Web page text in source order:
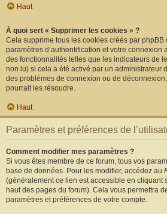
Haut
À quoi sert « Supprimer les cookies » ?
Cela supprime tous les cookies créés par phpBB
paramètres d’authentification et votre connexion
des fonctionnalités telles que les indicateurs de
non lu) si cela a été activé par un administrateur
des problèmes de connexion ou de
pourrait les résoudre.
Haut
Paramètres et préférences de
Comment modifier mes paramètres ?
Si vous êtes membre de ce forum, tous vos
base de données. Pour les modifier, accédez au
(généralement ce lien est accessible en cliquant
haut des pages du forum). Cela vous permettra
paramètres et préférences de votre compte.